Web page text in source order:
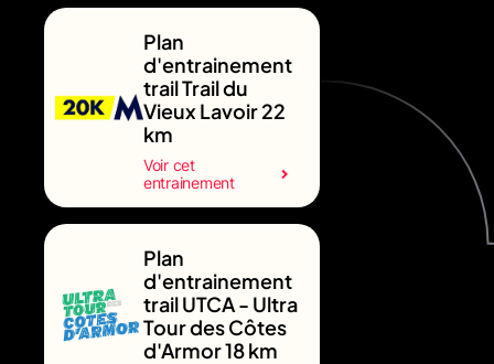
Plan
d'entrainement
trail Trail du
Vieux Lavoir 22
km
Voir cet
entrainement
Plan
d'entrainement
trail UTCA - Ultra
Tour des Côtes
d'Armor 18 km